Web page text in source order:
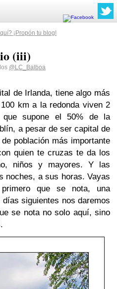
¡Propón tu blog!
(iii)
@LC_Balboa
de Irlanda, tiene algo más
km a la redonda viven 2
que supone el 50% de la
a pesar de ser capital de
población más importante
quien te cruzas te da los
niños y mayores. Y las
noches, a sus horas. Vayas
que se nota, una
siguientes nos daremos
se nota no solo aquí, sino